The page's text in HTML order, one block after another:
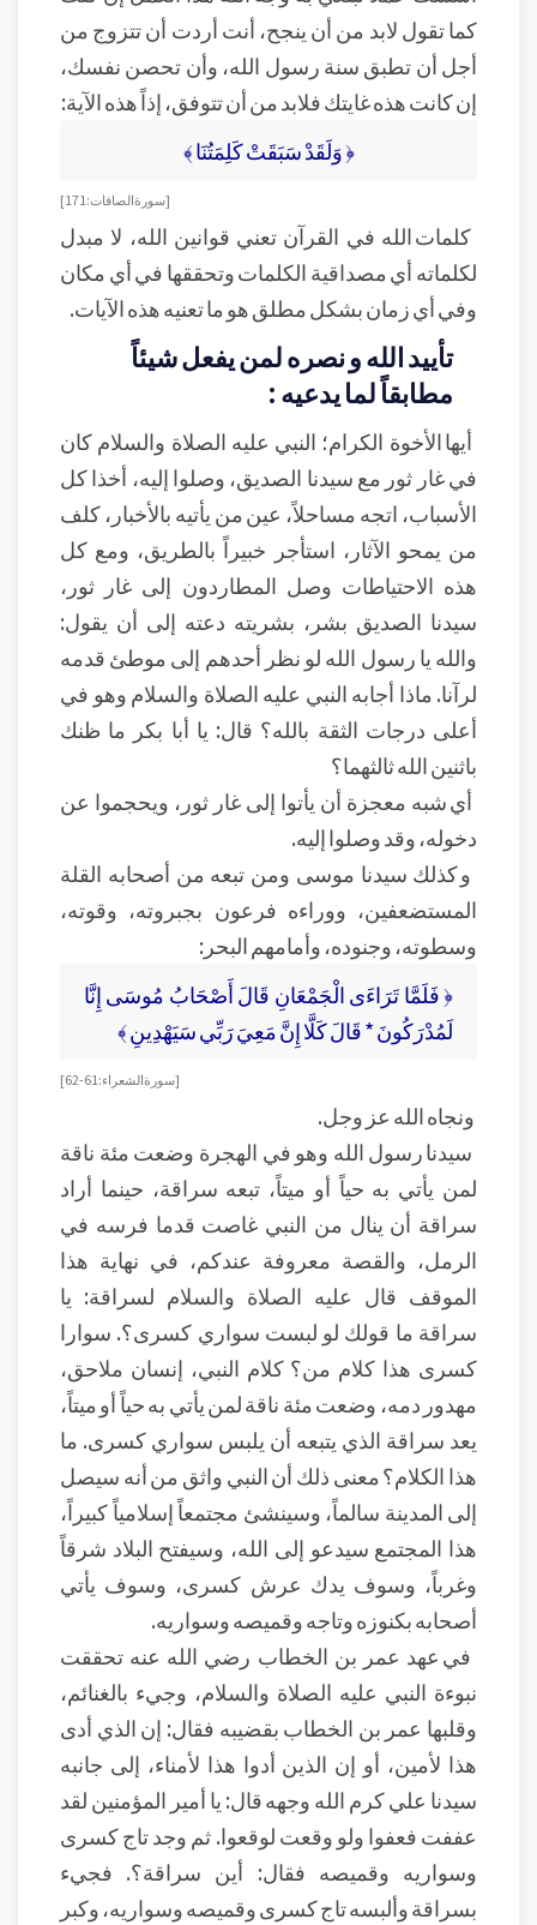
كما تقول لابد من أن ينجح، أنت أردت أن تتزوج من
أجل أن تطبق سنة رسول الله، وأن تحصن نفسك،
إن كانت هذه غايتك فلابد من أن تتوفق، إذاً هذه الآية:
﴿ وَلَقَدْ سَبَقَتْ كَلِمَتُنَا ﴾
[سورة الصافات: 171]
كلمات الله في القرآن تعني قوانين الله، لا مبدل
لكلماته أي مصداقية الكلمات وتحققها في أي مكان
وفي أي زمان بشكل مطلق هو ما تعنيه هذه الآيات.
تأييد الله و نصره لمن يفعل شيئاً
مطابقاً لما يدعيه :
أيها الأخوة الكرام؛ النبي عليه الصلاة والسلام كان
في غار ثور مع سيدنا الصديق، وصلوا إليه، أخذا كل
الأسباب، اتجه مساحلاً، عين من يأتيه بالأخبار، كلف
من يمحو الآثار، استأجر خبيراً بالطريق، ومع كل
هذه الاحتياطات وصل المطاردون إلى غار ثور،
سيدنا الصديق بشر، بشريته دعته إلى أن يقول:
والله يا رسول الله لو نظر أحدهم إلى موطئ قدمه
لرآنا. ماذا أجابه النبي عليه الصلاة والسلام وهو في
أعلى درجات الثقة بالله؟ قال: يا أبا بكر ما ظنك
باثنين الله ثالثهما؟
أي شبه معجزة أن يأتوا إلى غار ثور، ويحجموا عن
دخوله، وقد وصلوا إليه.
و كذلك سيدنا موسى ومن تبعه من أصحابه القلة
المستضعفين، ووراءه فرعون بجبروته، وقوته،
وسطوته، وجنوده، وأمامهم البحر:
﴿ فَلَمَّا تَرَاءَى الْجَمْعَانِ قَالَ أَصْحَابُ مُوسَى إِنَّا
لَمُدْرَكُونَ * قَالَ كَلَّا إِنَّ مَعِيَ رَبِّي سَيَهْدِينِ ﴾
[سورة الشعراء: 61-62]
ونجاه الله عز وجل.
سيدنا رسول الله وهو في الهجرة وضعت مئة ناقة
لمن يأتي به حياً أو ميتاً، تبعه سراقة، حينما أراد
سراقة أن ينال من النبي غاصت قدما فرسه في
الرمل، والقصة معروفة عندكم، في نهاية هذا
الموقف قال عليه الصلاة والسلام لسراقة: يا
سراقة ما قولك لو لبست سواري كسرى؟. سوارا
كسرى هذا كلام من؟ كلام النبي، إنسان ملاحق،
مهدور دمه، وضعت مئة ناقة لمن يأتي به حياً أو ميتاً،
يعد سراقة الذي يتبعه أن يلبس سواري كسرى. ما
هذا الكلام؟ معنى ذلك أن النبي واثق من أنه سيصل
إلى المدينة سالماً، وسينشئ مجتمعاً إسلامياً كبيراً،
هذا المجتمع سيدعو إلى الله، وسيفتح البلاد شرقاً
وغرباً، وسوف يدك عرش كسرى، وسوف يأتي
أصحابه بكنوزه وتاجه وقميصه وسواريه.
في عهد عمر بن الخطاب رضي الله عنه تحققت
نبوءة النبي عليه الصلاة والسلام، وجيء بالغنائم،
وقلبها عمر بن الخطاب بقضيبه فقال: إن الذي أدى
هذا لأمين، أو إن الذين أدوا هذا لأمناء، إلى جانبه
سيدنا علي كرم الله وجهه قال: يا أمير المؤمنين لقد
عففت فعفوا ولو وقعت لوقعوا. ثم وجد تاج كسرى
وسواريه وقميصه فقال: أين سراقة؟. فجيء
بسراقة وألبسه تاج كسرى وقميصه وسواريه، وكبر